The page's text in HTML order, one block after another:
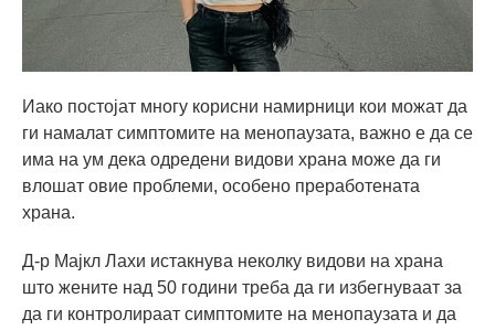
Иако постојат многу корисни намирници кои можат да
ги намалат симптомите на менопаузата, важно е да се
има на ум дека одредени видови храна може да ги
влошат овие проблеми, особено преработената
храна.
Д-р Мајкл Лахи истакнува неколку видови на храна
што жените над 50 години треба да ги избегнуваат за
да ги контролираат симптомите на менопаузата и да